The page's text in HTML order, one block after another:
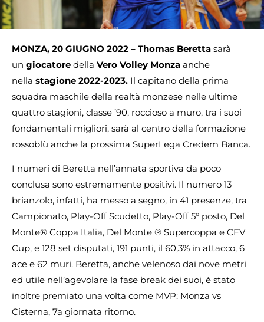
MONZA, 20 GIUGNO 2022 – Thomas Beretta sarà
un giocatore della Vero Volley Monza anche
nella stagione 2022-2023. Il capitano della prima
squadra maschile della realtà monzese nelle ultime
quattro stagioni, classe ’90, roccioso a muro, tra i suoi
fondamentali migliori, sarà al centro della formazione
rossoblù anche la prossima SuperLega Credem Banca.
I numeri di Beretta nell’annata sportiva da poco
conclusa sono estremamente positivi. Il numero 13
brianzolo, infatti, ha messo a segno, in 41 presenze, tra
Campionato, Play-Off Scudetto, Play-Off 5° posto, Del
Monte® Coppa Italia, Del Monte ® Supercoppa e CEV
Cup, e 128 set disputati, 191 punti, il 60,3% in attacco, 6
ace e 62 muri. Beretta, anche velenoso dai nove metri
ed utile nell’agevolare la fase break dei suoi, è stato
inoltre premiato una volta come MVP: Monza vs
Cisterna, 7a giornata ritorno.